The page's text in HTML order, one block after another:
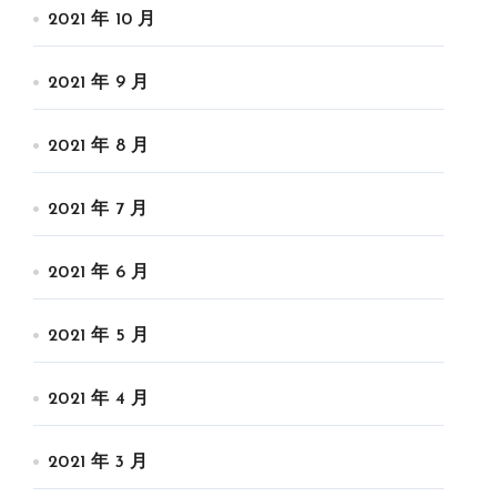
2021 年 10 月
2021 年 9 月
2021 年 8 月
2021 年 7 月
2021 年 6 月
2021 年 5 月
2021 年 4 月
2021 年 3 月